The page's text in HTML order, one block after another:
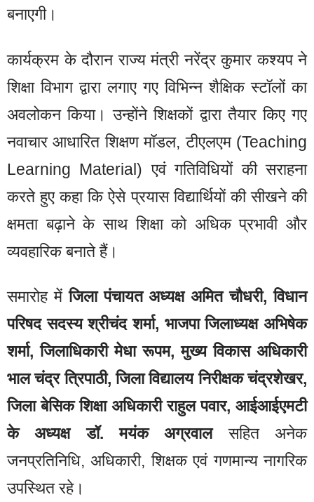
बनाएगी।
कार्यक्रम के दौरान राज्य मंत्री नरेंद्र कुमार कश्यप ने
शिक्षा विभाग द्वारा लगाए गए विभिन्न शैक्षिक स्टॉलों का
अवलोकन किया। उन्होंने शिक्षकों द्वारा तैयार किए गए
नवाचार आधारित शिक्षण मॉडल, टीएलएम (Teaching
Learning Material) एवं गतिविधियों की सराहना
करते हुए कहा कि ऐसे प्रयास विद्यार्थियों की सीखने की
क्षमता बढ़ाने के साथ शिक्षा को अधिक प्रभावी और
व्यवहारिक बनाते हैं।
समारोह मेंजिला पंचायत अध्यक्ष अमित चौधरी, विधान
परिषद सदस्य श्रीचंद शर्मा, भाजपा जिलाध्यक्ष अभिषेक
शर्मा, जिलाधिकारी मेधा रूपम, मुख्य विकास अधिकारी
भाल चंद्र त्रिपाठी, जिला विद्यालय निरीक्षक चंद्रशेखर,
जिला बेसिक शिक्षा अधिकारी राहुल पवार, आईआईएमटी
के अध्यक्ष डॉ. मयंक अग्रवालसहित अनेक
जनप्रतिनिधि, अधिकारी, शिक्षक एवं गणमान्य नागरिक
उपस्थित रहे।